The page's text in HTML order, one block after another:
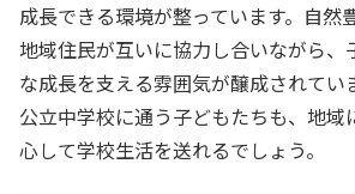
成長できる環境が整っています。自然
地域住民が互いに協力し合いながら、
な成長を支える雰囲気が醸成されてい
公立中学校に通う子どもたちも、地域
心して学校生活を送れるでしょう。